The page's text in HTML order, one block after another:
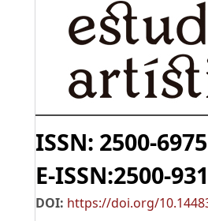
ISSN: 2500-6975
E-ISSN:2500-
DOI: https://doi.org/